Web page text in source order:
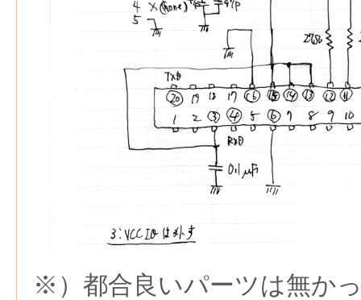
※）都合良いパーツは無か